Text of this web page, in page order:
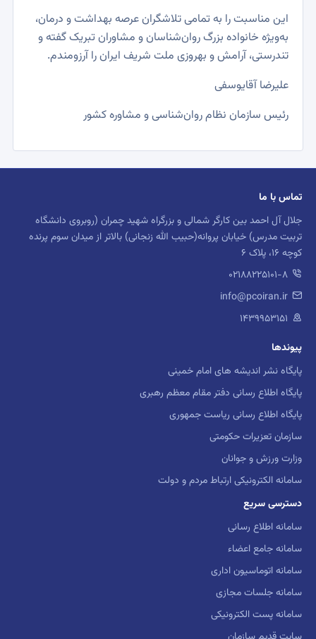
این مناسبت را به تمامی تلاشگران عرصه بهداشت و درمان،
به‌ویژه خانواده بزرگ روان‌شناسان و مشاوران تبریک گفته و
تندرستی، آرامش و بهروزی ملت شریف ایران را آرزومندم.
علیرضا آقایوسفی
رئیس سازمان نظام روان‌شناسی و مشاوره کشور
تماس با ما
جلال آل احمد بین کارگر شمالی و بزرگراه شهید چمران (روبروی دانشگاه
تربیت مدرس) خیابان پروانه(حبیب الله زنجانی) بالاتر از میدان سوم پرنده
کوچه 16، پلاک 6
02188225101-8
info@pcoiran.ir
۱۴۳۹۹۵۳۱۵۱
پیوندها
پایگاه نشر اندیشه های امام خمینی
پایگاه اطلاع رسانی دفتر مقام معظم رهبری
پایگاه اطلاع رسانی ریاست جمهوری
سازمان تعزیرات حکومتی
وزارت ورزش و جوانان
سامانه الکترونیکی ارتباط مردم و دولت
دسترسی سریع
سامانه اطلاع رسانی
سامانه جامع اعضاء
سامانه اتوماسیون اداری
سامانه جلسات مجازی
سامانه پست الکترونیکی